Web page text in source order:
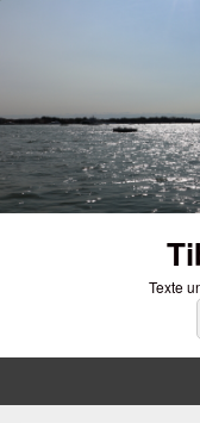
Texte